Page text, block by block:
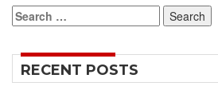
Search
for:
RECENT POSTS